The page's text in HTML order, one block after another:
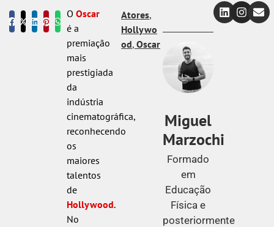
O Oscar
é a
premiação
mais
prestigiada
da
indústria
cinematográfica,
reconhecendo
os
maiores
talentos
de
Hollywood.
No
Atores,
Hollywo
od,Oscar
Miguel
Marzochi
Formado
em
Educação
Física e
posteriormente